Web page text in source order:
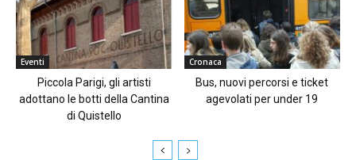
Eventi
Piccola Parigi, gli artisti
adottano le botti della Cantina
di Quistello
Cronaca
Bus, nuovi percorsi e ticket
agevolati per under 19